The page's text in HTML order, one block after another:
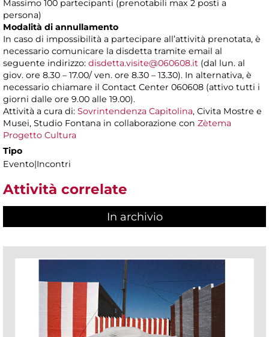
Massimo 100 partecipanti (prenotabili max 2 posti a
persona)
Modalità di annullamento
In caso di impossibilità a partecipare all’attività prenotata, è
necessario comunicare la disdetta tramite email al
seguente indirizzo: disdetta.visite@060608.it (dal lun. al
giov. ore 8.30 – 17.00/ ven. ore 8.30 – 13.30). In alternativa, è
necessario chiamare il Contact Center 060608 (attivo tutti i
giorni dalle ore 9.00 alle 19.00).
Attività a cura di: Sovrintendenza Capitolina, Civita Mostre e
Musei, Studio Fontana in collaborazione con Zètema
Progetto Cultura
Tipo
Evento|Incontri
Attività correlate
In archivio